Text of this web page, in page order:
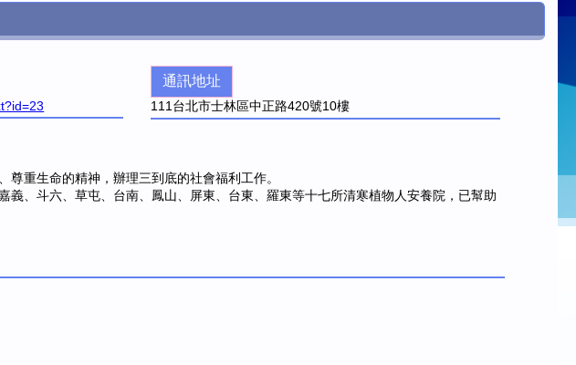
通訊地址
111台北市士林區中正路420號10樓
重生命的精神，辦理三到底的社會福利工作。
、斗六、草屯、台南、鳳山、屏東、台東、羅東等十七所清寒植物人安養院，已幫助